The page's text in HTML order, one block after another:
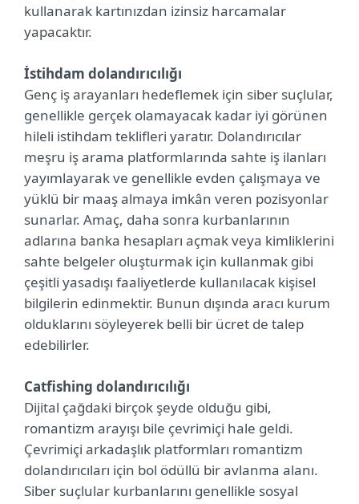
kullanarak kartınızdan izinsiz harcamalar
yapacaktır.
İstihdam dolandırıcılığı
Genç iş arayanları hedeflemek için siber suçlular,
genellikle gerçek olamayacak kadar iyi görünen
hileli istihdam teklifleri yaratır. Dolandırıcılar
meşru iş arama platformlarında sahte iş ilanları
yayımlayarak ve genellikle evden çalışmaya ve
yüklü bir maaş almaya imkân veren pozisyonlar
sunarlar. Amaç, daha sonra kurbanlarının
adlarına banka hesapları açmak veya kimliklerini
sahte belgeler oluşturmak için kullanmak gibi
çeşitli yasadışı faaliyetlerde kullanılacak kişisel
bilgilerin edinmektir. Bunun dışında aracı kurum
olduklarını söyleyerek belli bir ücret de talep
edebilirler.
Catfishing dolandırıcılığı
Dijital çağdaki birçok şeyde olduğu gibi,
romantizm arayışı bile çevrimiçi hale geldi.
Çevrimiçi arkadaşlık platformları romantizm
dolandırıcıları için bol ödüllü bir avlanma alanı.
Siber suçlular kurbanlarını genellikle sosyal